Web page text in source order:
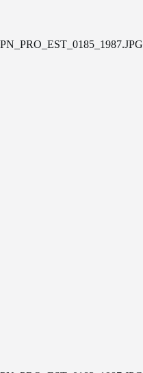
PN_PRO_EST_0185_1987.JPG